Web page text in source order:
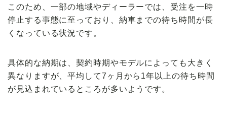
このため、一部の地域やディーラーでは、受注を一時
停止する事態に至っており、納車までの待ち時間が長
くなっている状況です。
具体的な納期は、契約時期やモデルによっても大きく
異なりますが、平均して7ヶ月から1年以上の待ち時間
が見込まれているところが多いようです。